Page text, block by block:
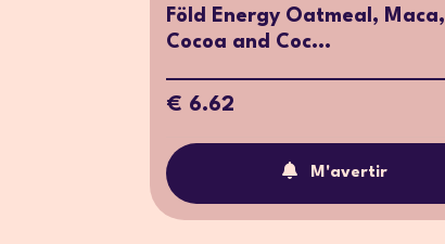
Föld Energy Oatmeal, Maca,
Cocoa and Coc...
€ 6.62
M'avertir